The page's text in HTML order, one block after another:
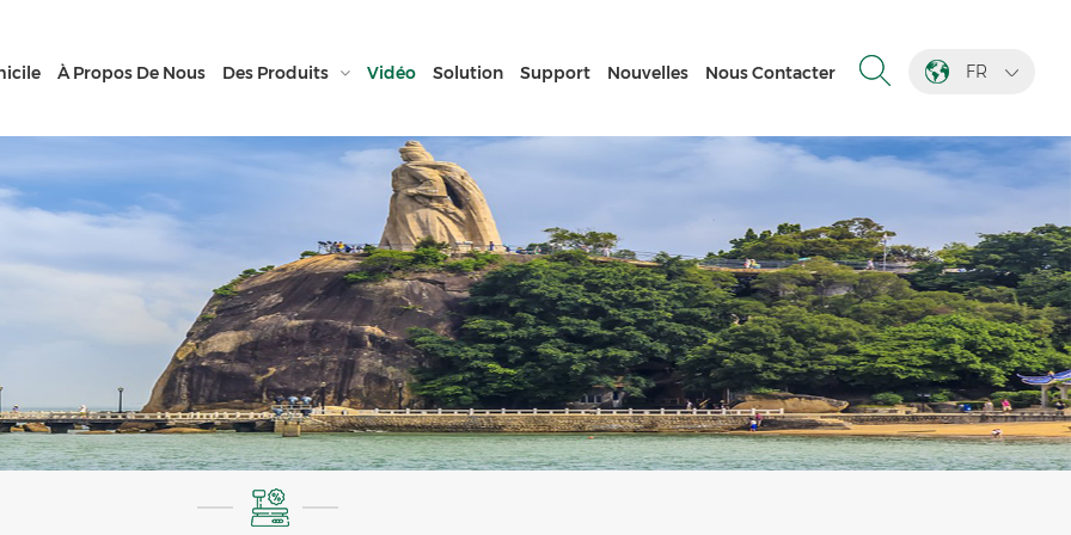
FR
À Propos De Nous Des Produits Vidéo Solution Support Nouvelles Nous Contacter